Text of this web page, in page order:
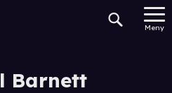
Meny
Barnett